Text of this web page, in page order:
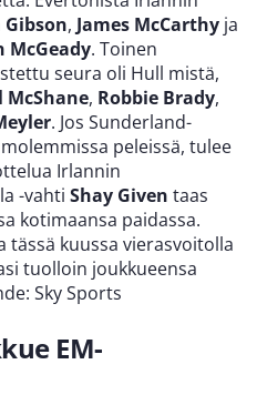
, James McCarthy ja
McGeady. Toinen
seura oli Hull mistä,
McShane, Robbie Brady,
. Jos Sunderland-
peleissä, tulee
Irlannin
-vahti Shay Given taas
kotimaansa paidassa.
tässä kuussa vierasvoitolla
tuolloin joukkueensa
Sky Sports
EM-